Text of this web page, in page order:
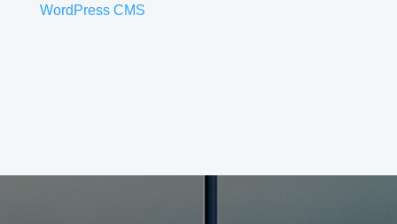
WordPress CMS